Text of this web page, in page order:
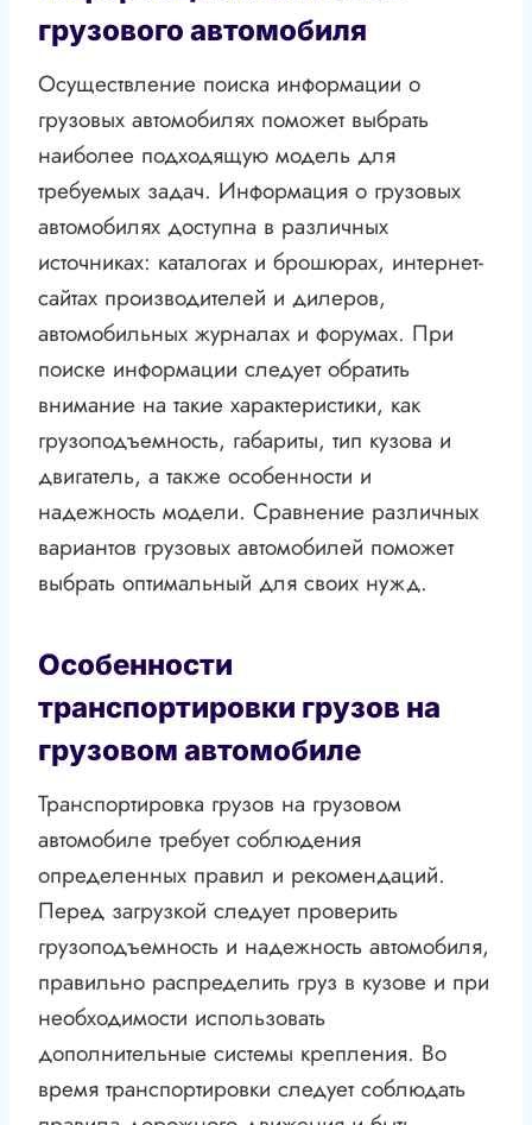
грузового автомобиля
Осуществление поиска информации о
грузовых автомобилях поможет выбрать
наиболее подходящую модель для
требуемых задач. Информация о грузовых
автомобилях доступна в различных
источниках: каталогах и брошюрах, интернет-
сайтах производителей и дилеров,
автомобильных журналах и форумах. При
поиске информации следует обратить
внимание на такие характеристики, как
грузоподъемность, габариты, тип кузова и
двигатель, а также особенности и
надежность модели. Сравнение различных
вариантов грузовых автомобилей поможет
выбрать оптимальный для своих нужд.
Особенности
транспортировки грузов на
грузовом автомобиле
Транспортировка грузов на грузовом
автомобиле требует соблюдения
определенных правил и рекомендаций.
Перед загрузкой следует проверить
грузоподъемность и надежность автомобиля,
правильно распределить груз в кузове и при
необходимости использовать
дополнительные системы крепления. Во
время транспортировки следует соблюдать